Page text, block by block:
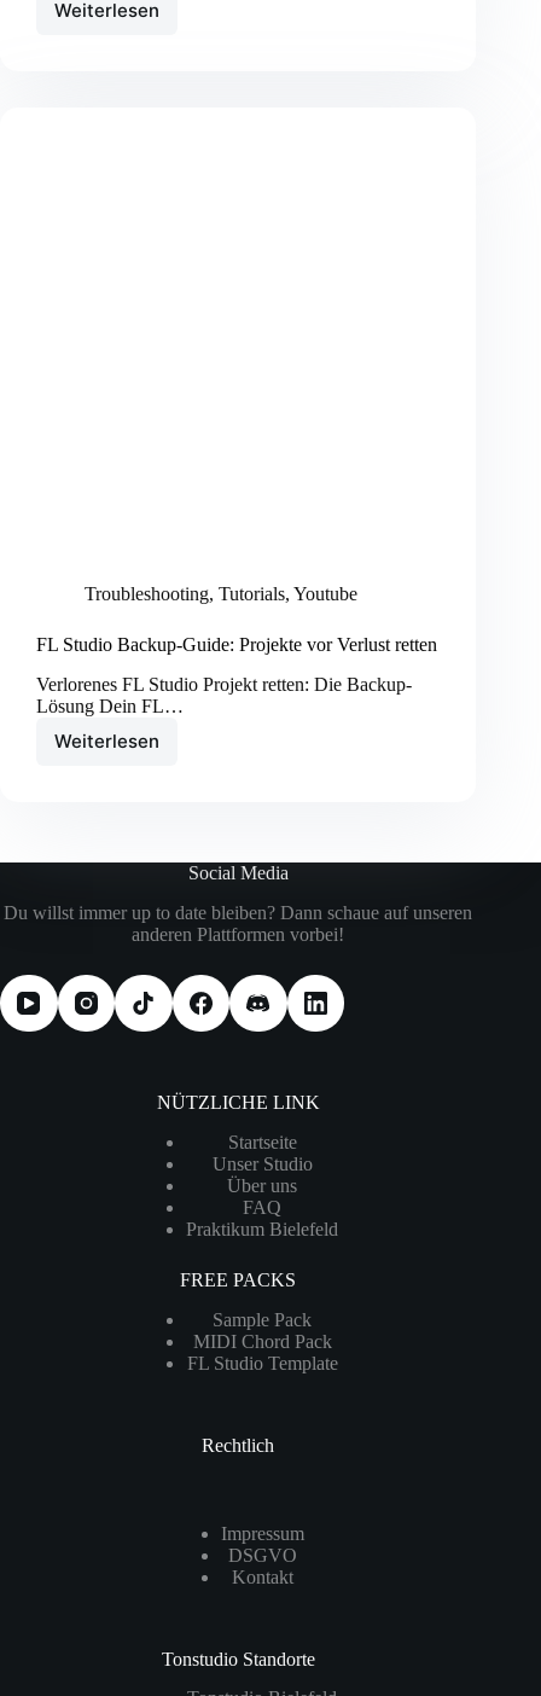
Weiterlesen
FL
Troubleshooting, Tutorials, Youtube
FL Studio Backup-Guide: Projekte vor Verlust retten
Verlorenes FL Studio Projekt retten: Die Backup-
Lösung Dein FL…
Weiterlesen
FL
vor
retten
Social Media
Du willst immer up to date bleiben? Dann schaue auf unseren
anderen Plattformen vorbei!
NÜTZLICHE LINK
Startseite
Unser Studio
Über uns
FAQ
Praktikum Bielefeld
FREE PACKS
Sample Pack
MIDI Chord Pack
FL Studio Template
Rechtlich
Impressum
DSGVO
Kontakt
Tonstudio Standorte